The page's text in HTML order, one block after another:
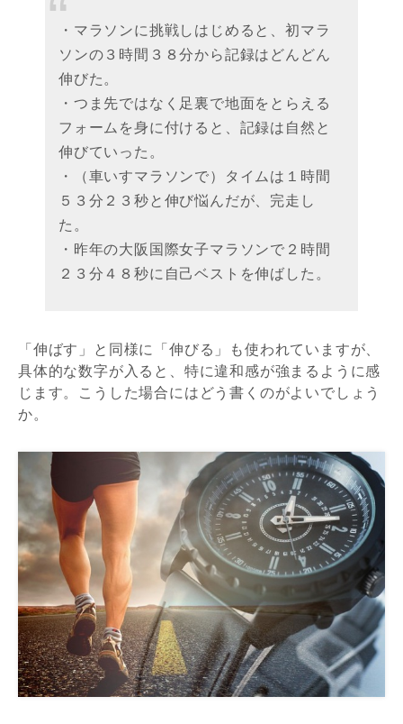
・マラソンに挑戦しはじめると、初マラ
ソンの３時間３８分から記録はどんどん
伸びた。
・つま先ではなく足裏で地面をとらえる
フォームを身に付けると、記録は自然と
伸びていった。
・（車いすマラソンで）タイムは１時間
５３分２３秒と伸び悩んだが、完走し
た。
・昨年の大阪国際女子マラソンで２時間
２３分４８秒に自己ベストを伸ばした。
「伸ばす」と同様に「伸びる」も使われていますが、
具体的な数字が入ると、特に違和感が強まるように感
じます。こうした場合にはどう書くのがよいでしょう
か。